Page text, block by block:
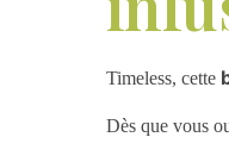
Timeless, cette
Dès que vous